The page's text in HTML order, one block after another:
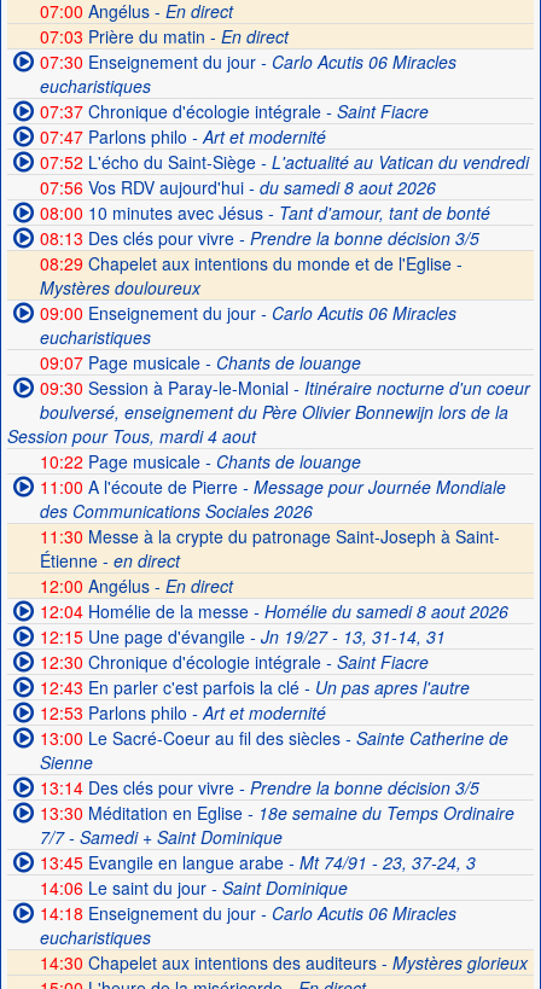
07:00 Angélus - En direct
07:03 Prière du matin - En direct
07:30 Enseignement du jour- Carlo Acutis 06 Miracles
eucharistiques
07:37Chronique d'écologie intégrale- Saint Fiacre
07:47Parlons philo - Art et modernité
07:52 L'écho du Saint-Siège- L'actualité au Vatican du vendredi
07:56Vos RDV aujourd'hui- du samedi 8 aout 2026
08:00 10 minutes avec Jésus- Tant d'amour, tant de bonté
08:13 Des clés pour vivre- Prendre la bonne décision 3/5
08:29 Chapelet aux intentions du monde et de l'Eglise -
Mystères douloureux
09:00 Enseignement du jour- Carlo Acutis 06 Miracles
eucharistiques
09:07Page musicale- Chants de louange
09:30 Session à Paray-le-Monial- Itinéraire nocturne d'un coeur
boulversé, enseignement du Père Olivier Bonnewijn lors de la
Session pour Tous, mardi 4 aout
10:22 Page musicale- Chants de louange
11:00 A l'écoute de Pierre- Message pour Journée Mondiale
des Communications Sociales 2026
11:30 Messe à la crypte du patronage Saint-Joseph à Saint-
Étienne - en direct
12:00 Angélus - En direct
12:04Homélie de la messe- Homélie du samedi 8 aout 2026
12:15Une page d'évangile- Jn 19/27 - 13, 31-14, 31
12:30 Chronique d'écologie intégrale- Saint Fiacre
12:43 En parler c'est parfois la clé- Un pas apres l'autre
12:53 Parlons philo - Art et modernité
13:00 Le Sacré-Coeur au fil des siècles- Sainte Catherine de
Sienne
13:14Des clés pour vivre- Prendre la bonne décision 3/5
13:30 Méditation en Eglise- 18e semaine du Temps Ordinaire
7/7 - Samedi + Saint Dominique
13:45Evangile en langue arabe- Mt 74/91 - 23, 37-24, 3
14:06Le saint du jour- Saint Dominique
14:18 Enseignement du jour- Carlo Acutis 06 Miracles
eucharistiques
14:30 Chapelet aux intentions des auditeurs - Mystères glorieux